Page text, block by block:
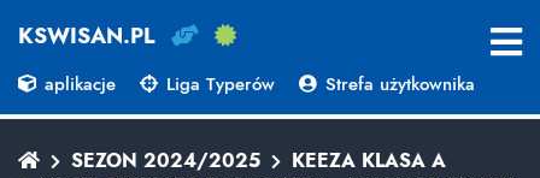
KSWISAN.PL
aplikacje Liga Typerów Strefa użytkownika
SEZON 2024/2025
KEEZA KLASA A